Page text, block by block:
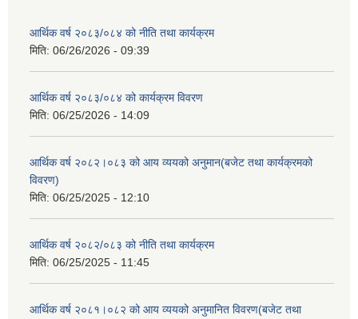
आर्थिक वर्ष २०८३/०८४ को नीति तथा कार्यक्रम
मिति: 06/26/2026 - 09:39
आर्थिक वर्ष २०८३/०८४ को कार्यक्रम विवरण
मिति: 06/25/2026 - 14:09
आर्थिक वर्ष २०८२।०८३ को आय व्ययको अनुमान(बजेट तथा कार्यक्रमको
विवरण)
मिति: 06/25/2025 - 12:10
आर्थिक वर्ष २०८२/०८३ को नीति तथा कार्यक्रम
मिति: 06/25/2025 - 11:45
आर्थिक वर्ष २०८१।०८२ को आय व्ययको अनुमानित विवरण(बजेट तथा